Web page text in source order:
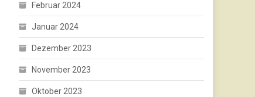
Februar 2024
Januar 2024
Dezember 2023
November 2023
Oktober 2023